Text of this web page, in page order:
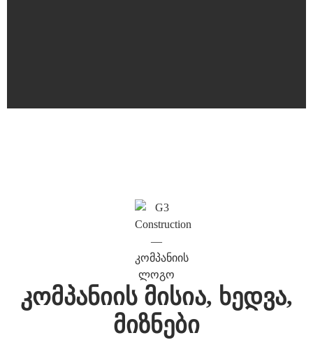
Კომპანიის Მისია, Ხედვა,
Მიზნები